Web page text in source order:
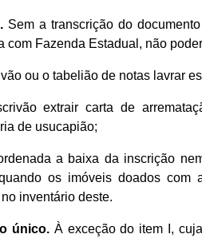
Sem a transcrição do
com Fazenda Estadual, não
ou o tabelião de notas lavrar
extrair carta de
de usucapião;
a baixa da inscrição
os imóveis doados com
inventário deste.
único. À exceção do item I,